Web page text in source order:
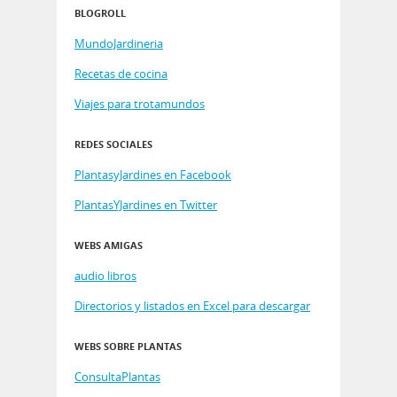
BLOGROLL
MundoJardineria
Recetas de cocina
Viajes para trotamundos
REDES SOCIALES
PlantasyJardines en Facebook
PlantasYJardines en Twitter
WEBS AMIGAS
audio libros
Directorios y listados en Excel para descargar
WEBS SOBRE PLANTAS
ConsultaPlantas